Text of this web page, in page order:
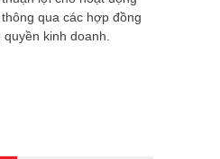
qua các hợp đồng
kinh doanh.